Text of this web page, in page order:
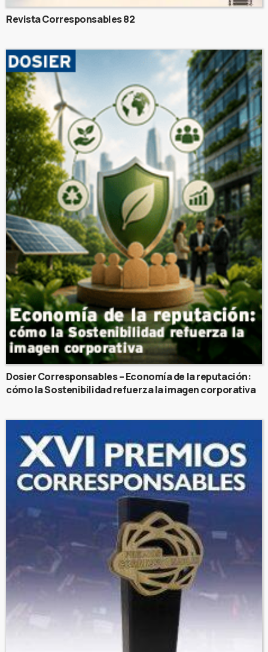
Revista Corresponsables 82
Dosier Corresponsables – Economía de la reputación:
cómo la Sostenibilidad refuerza la imagen corporativa